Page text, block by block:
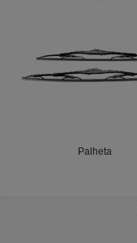
Palheta